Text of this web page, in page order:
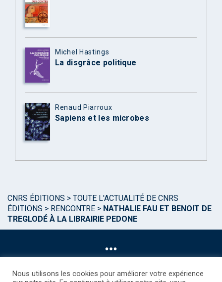
Michel Hastings
La disgrâce politique
Renaud Piarroux
Sapiens et les microbes
CNRS ÉDITIONS > TOUTE L'ACTUALITÉ DE CNRS
ÉDITIONS > RENCONTRE > NATHALIE FAU ET BENOIT DE
TREGLODÉ À LA LIBRAIRIE PEDONE
Nous utilisons les cookies pour améliorer votre expérience